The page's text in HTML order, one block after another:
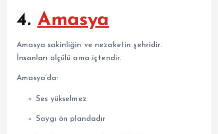
4. Amasya
Amasya sakinliğin ve nezaketin şehridir.
İnsanları ölçülü ama içtendir.
Amasya’da:
Ses yükselmez
Saygı ön plandadır